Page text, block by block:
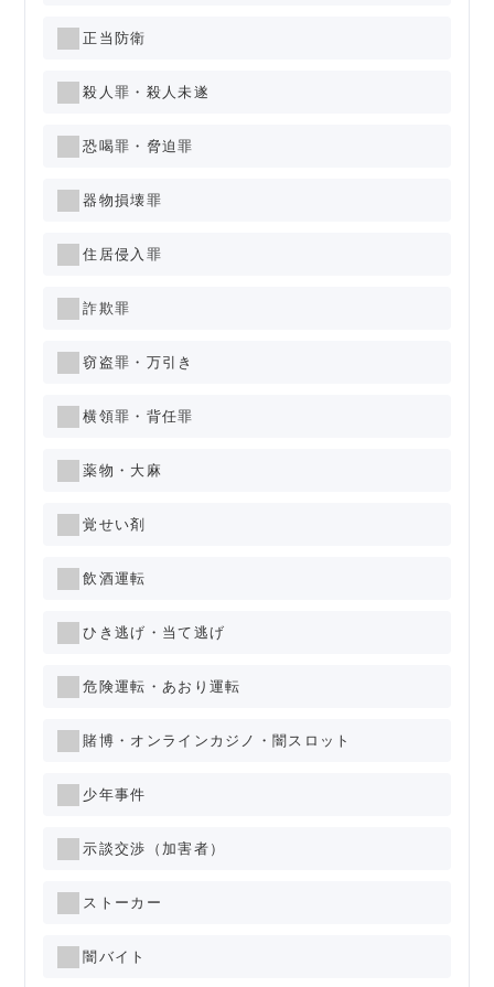
正当防衛
殺人罪・殺人未遂
恐喝罪・脅迫罪
器物損壊罪
住居侵入罪
詐欺罪
窃盗罪・万引き
横領罪・背任罪
薬物・大麻
覚せい剤
飲酒運転
ひき逃げ・当て逃げ
危険運転・あおり運転
賭博・オンラインカジノ・闇スロット
少年事件
示談交渉（加害者）
ストーカー
闇バイト